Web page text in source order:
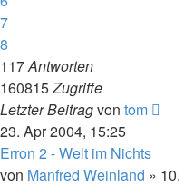
7
8
117Antworten
160815Zugriffe
Letzter Beitragvon tom
23. Apr 2004, 15:25
Erron 2 - Welt im Nichts
von Manfred Weinland »